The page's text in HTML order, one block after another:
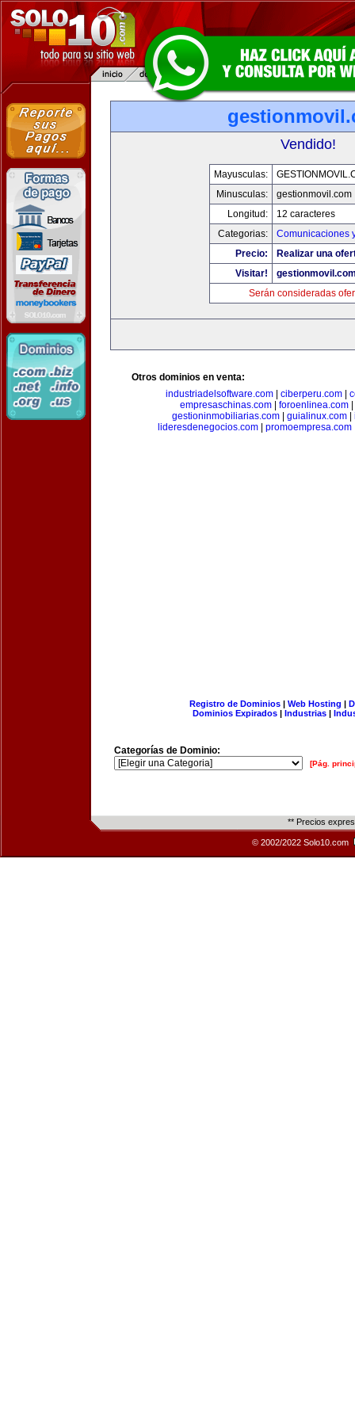
Vendido!
Mayusculas:
Minusculas:
gestionmovil.com
Longitud:
12 caracteres
Categorias:
Comunicaciones
Precio:
Realizar una
Visitar!
Serán consideradas
Otros dominios en venta:
industriadelsoftware.com| ciberperu.com|
empresaschinas.com| foroenlinea.com|
gestioninmobiliarias.com| guialinux.com|
lideresdenegocios.com
promoempresa.com
Registro de Dominios| Web Hosting |
Dominios Expirados | Industrias |
Categorías de Dominio:
[Pág.
** Precios
© 2002/2022 Solo10.com